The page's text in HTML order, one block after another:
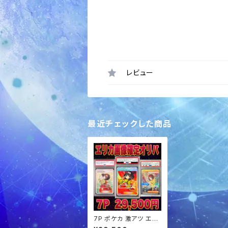
レビュー
最近チェックした商品
7P ポケカ 激アツ エリ
カPSA10 画像確定 オ